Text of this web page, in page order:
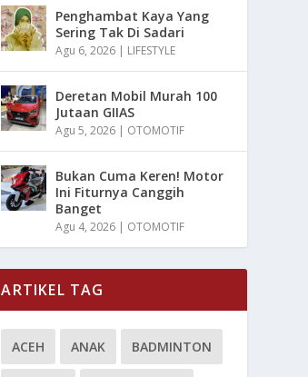
Penghambat Kaya Yang
Sering Tak Di Sadari
Agu 6, 2026 | LIFESTYLE
Deretan Mobil Murah 100
Jutaan GIIAS
Agu 5, 2026 | OTOMOTIF
Bukan Cuma Keren! Motor
Ini Fiturnya Canggih
Banget
Agu 4, 2026 | OTOMOTIF
ARTIKEL TAG
ACEH ANAK BADMINTON